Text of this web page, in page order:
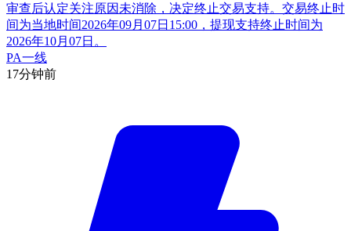
审查后认定关注原因未消除，决定终止交易支持。交易终止时
间为当地时间2026年09月07日15:00，提现支持终止时间为
2026年10月07日。
PA一线
17分钟前